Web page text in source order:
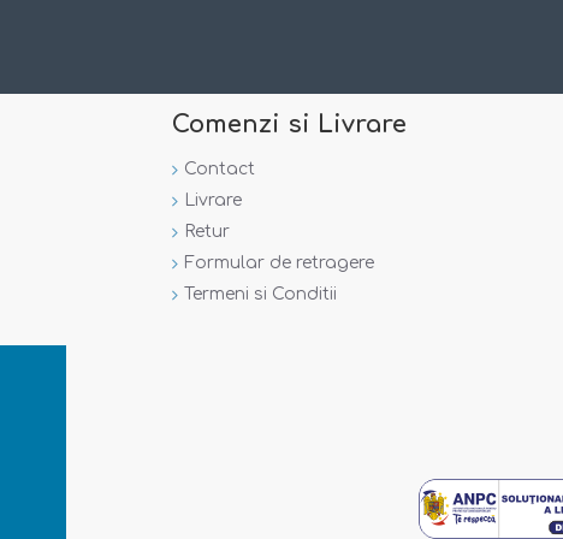
Comenzi si Livrare
Contact
Livrare
Retur
Formular de retragere
Termeni si Conditii